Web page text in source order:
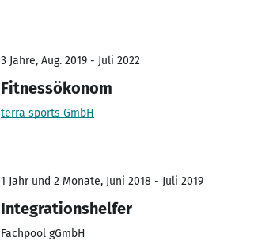
3 Jahre, Aug. 2019 - Juli 2022
Fitnessökonom
terra sports GmbH
1 Jahr und 2 Monate, Juni 2018 - Juli 2019
Integrationshelfer
Fachpool gGmbH